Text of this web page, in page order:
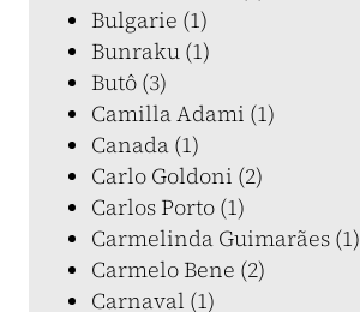
Bulgarie (1)
Bunraku (1)
Butô (3)
Camilla Adami (1)
Canada (1)
Carlo Goldoni (2)
Carlos Porto (1)
Carmelinda Guimarães (1)
Carmelo Bene (2)
Carnaval (1)